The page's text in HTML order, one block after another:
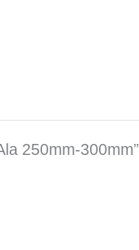
250mm-300mm”